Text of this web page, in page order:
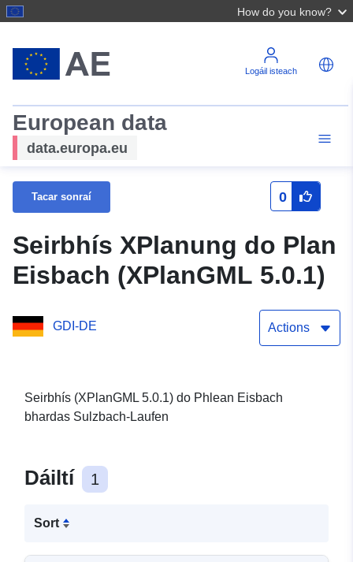
How do you know?
Logáil isteach
European data
data.europa.eu
Tacar sonraí 0
Seirbhís XPlanung do Plan
Eisbach (XPlanGML 5.0.1)
GDI-DE Actions
Seirbhís (XPlanGML 5.0.1) do Phlean Eisbach
bhardas Sulzbach-Laufen
Dáiltí 1
Sort